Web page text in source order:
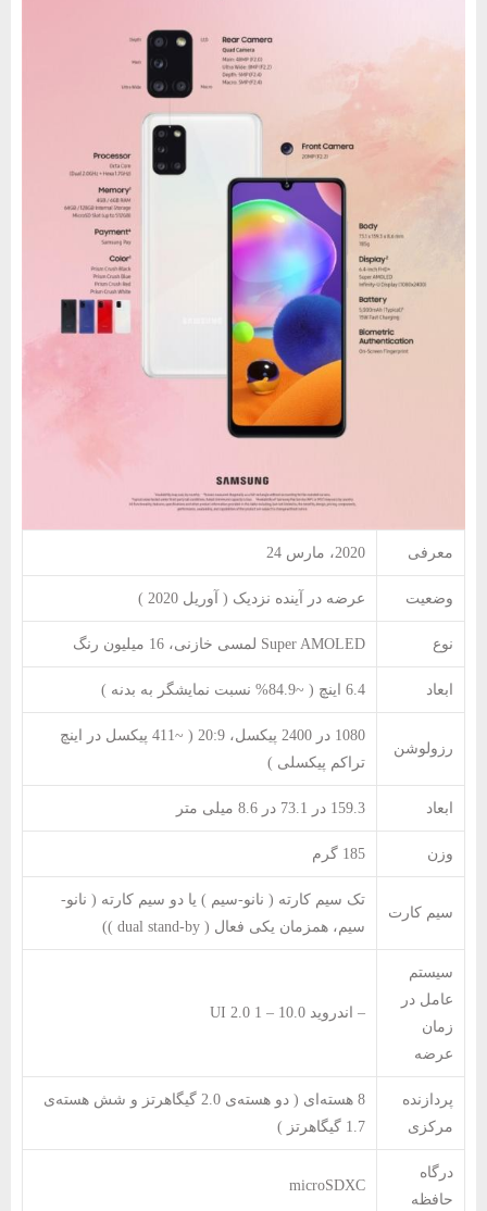
معرفی 2020، مارس 24
وضعیت عرضه در آینده نزدیک ( آوریل 2020 )
نوع Super AMOLED لمسی خازنی، 16 میلیون رنگ
ابعاد 6.4 اینچ ( ~84.9% نسبت نمایشگر به بدنه )
رزولوشن
1080 در 2400 پیکسل، 20:9 ( ~411 پیکسل در اینچ
تراکم پیکسلی )
ابعاد 159.3 در 73.1 در 8.6 میلی متر
وزن 185 گرم
سیم کارت
تک سیم کارته ( نانو-سیم ) یا دو سیم کارته ( نانو-
سیم، همزمان یکی فعال ( dual stand-by ))
سیستم
عامل در
زمان
عرضه
– اندروید 10.0 – 1 UI 2.0
پردازنده
مرکزی
8 هسته‌ای ( دو هسته‌ی 2.0 گیگاهرتز و شش هسته‌ی
1.7 گیگاهرتز )
درگاه
حافظه
microSDXC